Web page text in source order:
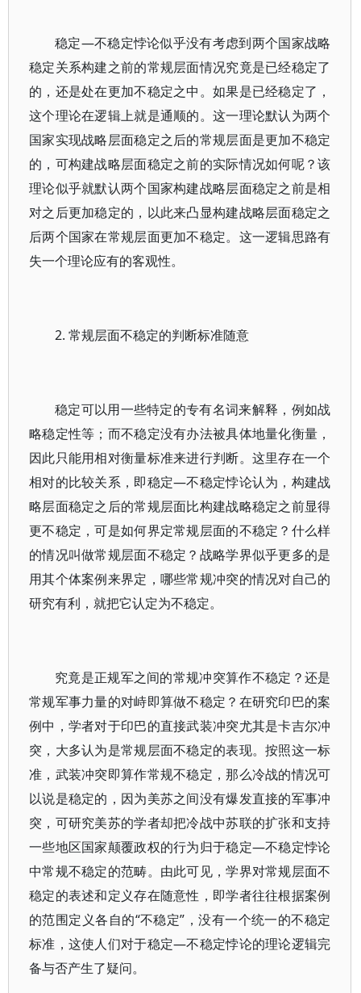
稳定—不稳定悖论似乎没有考虑到两个国家战略
稳定关系构建之前的常规层面情况究竟是已经稳定了
的，还是处在更加不稳定之中。如果是已经稳定了，
这个理论在逻辑上就是通顺的。这一理论默认为两个
国家实现战略层面稳定之后的常规层面是更加不稳定
的，可构建战略层面稳定之前的实际情况如何呢？该
理论似乎就默认两个国家构建战略层面稳定之前是相
对之后更加稳定的，以此来凸显构建战略层面稳定之
后两个国家在常规层面更加不稳定。这一逻辑思路有
失一个理论应有的客观性。
2. 常规层面不稳定的判断标准随意
稳定可以用一些特定的专有名词来解释，例如战
略稳定性等；而不稳定没有办法被具体地量化衡量，
因此只能用相对衡量标准来进行判断。这里存在一个
相对的比较关系，即稳定—不稳定悖论认为，构建战
略层面稳定之后的常规层面比构建战略稳定之前显得
更不稳定，可是如何界定常规层面的不稳定？什么样
的情况叫做常规层面不稳定？战略学界似乎更多的是
用其个体案例来界定，哪些常规冲突的情况对自己的
研究有利，就把它认定为不稳定。
究竟是正规军之间的常规冲突算作不稳定？还是
常规军事力量的对峙即算做不稳定？在研究印巴的案
例中，学者对于印巴的直接武装冲突尤其是卡吉尔冲
突，大多认为是常规层面不稳定的表现。按照这一标
准，武装冲突即算作常规不稳定，那么冷战的情况可
以说是稳定的，因为美苏之间没有爆发直接的军事冲
突，可研究美苏的学者却把冷战中苏联的扩张和支持
一些地区国家颠覆政权的行为归于稳定—不稳定悖论
中常规不稳定的范畴。由此可见，学界对常规层面不
稳定的表述和定义存在随意性，即学者往往根据案例
的范围定义各自的“不稳定”，没有一个统一的不稳定
标准，这使人们对于稳定—不稳定悖论的理论逻辑完
备与否产生了疑问。